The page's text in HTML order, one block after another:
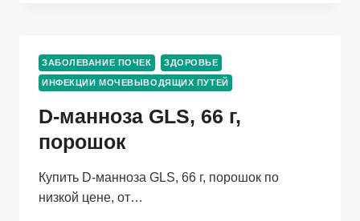
ЗАБОЛЕВАНИЕ ПОЧЕК ЗДОРОВЬЕ
ИНФЕКЦИИ МОЧЕВЫВОДЯЩИХ ПУТЕЙ
D-манноза GLS, 66 г,
порошок
Купить D-манноза GLS, 66 г, порошок по
низкой цене, от…